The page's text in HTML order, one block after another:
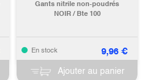
Gants nitrile non-poudrés
NOIR / Bte 100
En stock 9,96€
Ajouter au panier